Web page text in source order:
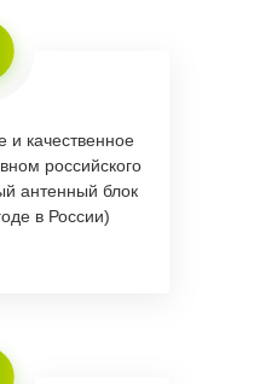
качественное
российского
антенный блок
в России)